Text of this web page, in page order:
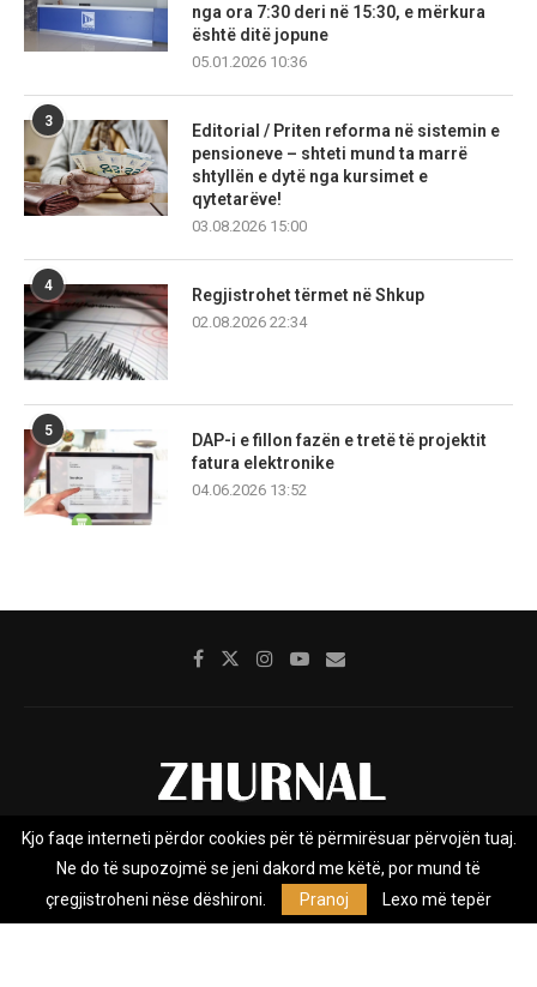
nga ora 7:30 deri në 15:30, e mërkura
është ditë jopune
05.01.2026 10:36
3
Editorial / Priten reforma në sistemin e
pensioneve – shteti mund ta marrë
shtyllën e dytë nga kursimet e
qytetarëve!
03.08.2026 15:00
4
Regjistrohet tërmet në Shkup
02.08.2026 22:34
5
DAP-i e fillon fazën e tretë të projektit
fatura elektronike
04.06.2026 13:52
Rreth nesh Impresumi Marketing
Kontakt
Privacy Policy
Zhurnal.mk është Agjenci e Lajmeve e pavarur, e themeluar në vitin
Kjo faqe interneti përdor cookies për të përmirësuar përvojën tuaj.
Ne do të supozojmë se jeni dakord me këtë, por mund të
çregjistroheni nëse dëshironi.
Pranoj Lexo më tepër